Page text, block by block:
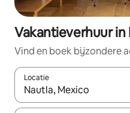
Vakantieverhuur in
Vind en boek bijzondere
Locatie
Wanneer er suggesties